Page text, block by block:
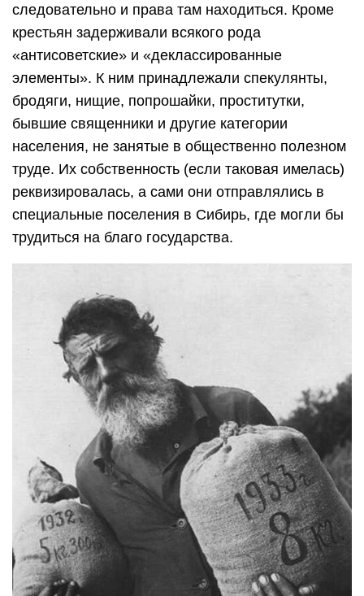
следовательно и права там находиться. Кроме
крестьян задерживали всякого рода
«антисоветские» и «деклассированные
элементы». К ним принадлежали спекулянты,
бродяги, нищие, попрошайки, проститутки,
бывшие священники и другие категории
населения, не занятые в общественно полезном
труде. Их собственность (если таковая имелась)
реквизировалась, а сами они отправлялись в
специальные поселения в Сибирь, где могли бы
трудиться на благо государства.